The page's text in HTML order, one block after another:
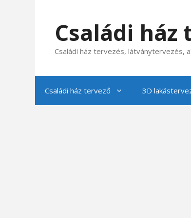
Családi ház
Családi ház tervezés, látványtervezés,
Családi ház tervező 3D